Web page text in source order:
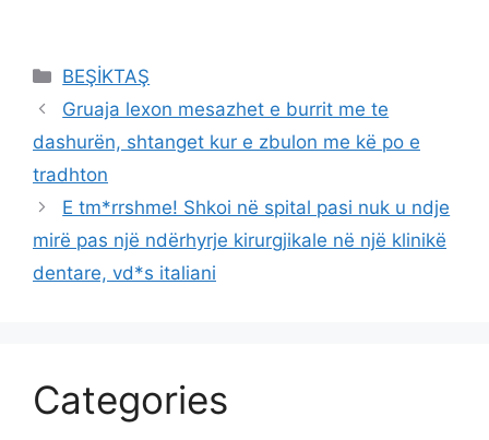
Categories
BEŞİKTAŞ
Gruaja lexon mesazhet e burrit me te
dashurën, shtanget kur e zbulon me kë po e
tradhton
E tm*rrshme! Shkoi në spital pasi nuk u ndje
mirë pas një ndërhyrje kirurgjikale në një klinikë
dentare, vd*s italiani
Categories